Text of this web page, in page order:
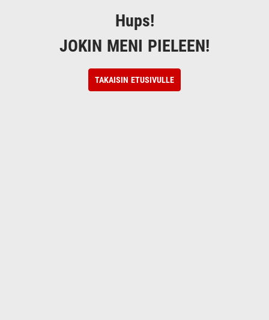
Hups!
JOKIN MENI PIELEEN!
TAKAISIN ETUSIVULLE